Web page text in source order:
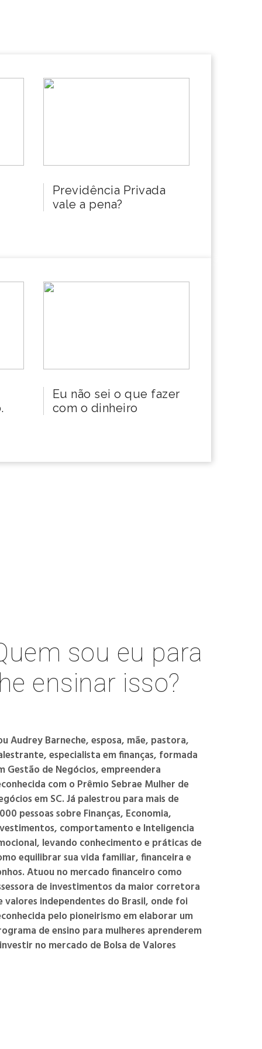
Previdência Privada
vale a pena?
Eu não sei o que fazer
com o dinheiro
sou eu para
ensinar isso?
Audrey Barneche, esposa, mãe, pastora,
especialista em finanças, formada
Gestão de Negócios, empreendera
com o Prêmio Sebrae Mulher de
em SC. Já palestrou para mais de
pessoas sobre Finanças, Economia,
comportamento e Inteligencia
levando conhecimento e práticas de
equilibrar sua vida familiar, financeira e
Atuou no mercado financeiro como
de investimentos da maior corretora
valores independentes do Brasil, onde foi
pelo pioneirismo em elaborar um
de ensino para mulheres aprenderem
no mercado de Bolsa de Valores